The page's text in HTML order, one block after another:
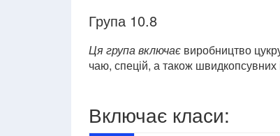
Група 10.8
Ця група включає виробництво
чаю, спецій, а також швидкопсувних
Включає класи: